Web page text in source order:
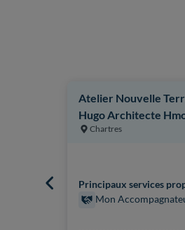
Atelier Nouvelle
Hugo Architecte
Chartres
Principaux services
Mon